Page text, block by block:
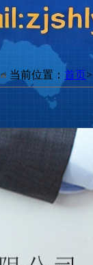
当前位置： 首页>